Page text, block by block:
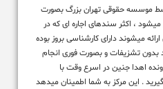
موسسه حقوقی تهران بزرگ بصورت
، اکثر سندهای اجاره ای که در
میشوند دارای کارشناسی بروز بوده
بدون تشزیفات و بصورت فوری انجام
اهدا جنین در اسرع وقت با
. این مرکز به شما اطمینان میدهد